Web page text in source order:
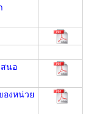
นอ
งหน่วย